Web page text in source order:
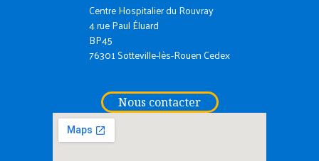
Centre Hospitalier du Rouvray
4 rue Paul Éluard
BP45
76301 Sotteville-lès-Rouen Cedex
Nous contacter